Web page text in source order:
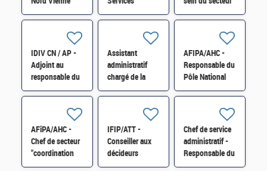
Châtellerault et
d'Appui aux
Entreprises SA-
SIE à Verdun
H/F
«pilotage des
effectifs» au
Bureau SPiB-1B
H/F
IDIV CN / AP -
Adjoint au
responsable du
service de
comptable H/F
Assistant
administratif
chargé de la
gestion
comptable -
Paierie régionale
H/F
AFIPA/AHC -
Responsable du
Pôle National
d'Assistance au
(PARC) - H/F
AFiPA/AHC -
Chef de secteur
"coordination
des travaux de
IFIP/ATT -
Conseiller aux
décideurs
locaux de Yerres
Chef de service
administratif -
Responsable du
pôle gestion